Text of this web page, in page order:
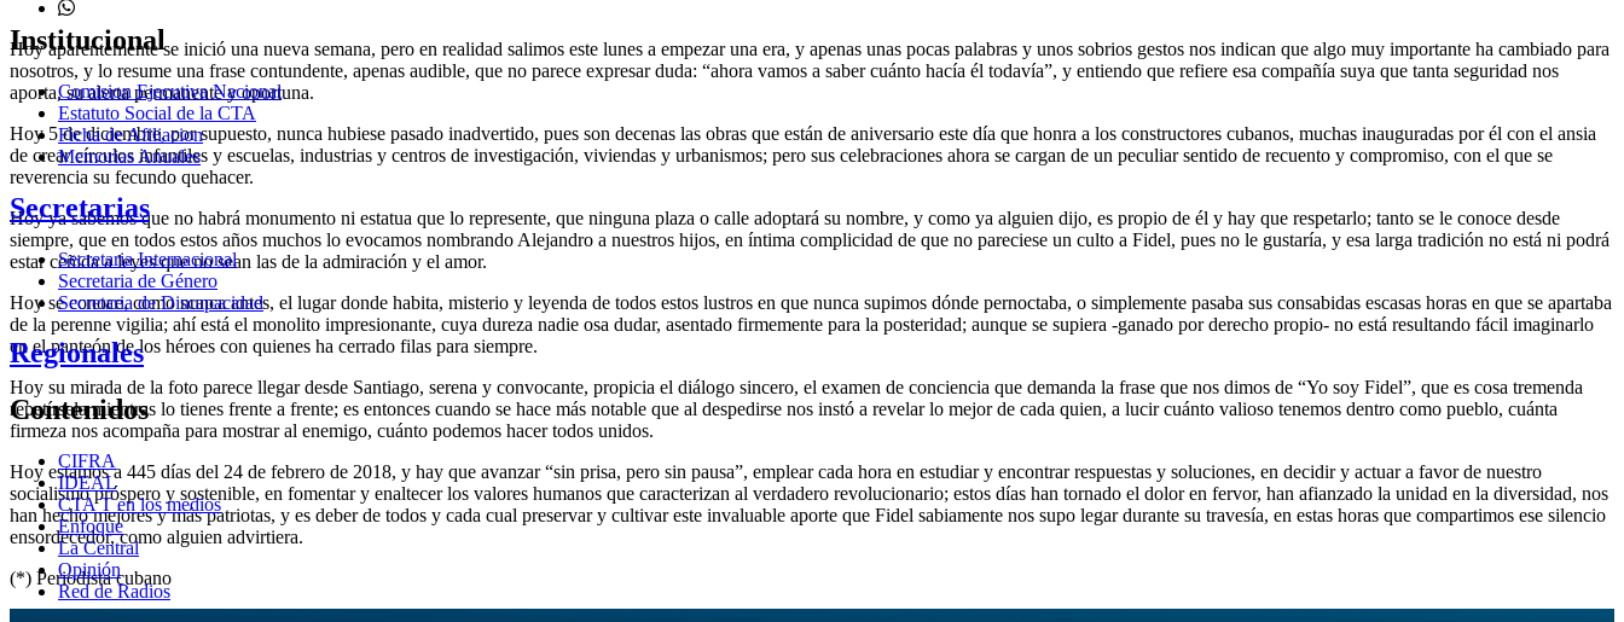
Hoy aparentemente se inició una nueva semana, pero en realidad salimos este lunes a empezar una era, y apenas unas pocas palabras y unos sobrios gestos nos indican que algo muy importante ha cambiado para
nosotros, y lo resume una frase contundente, apenas audible, que no parece expresar duda: “ahora vamos a saber cuánto hacía él todavía”, y entiendo que refiere esa compañía suya que tanta seguridad nos
aporta, su alerta permanente y oportuna.
Hoy 5 de diciembre, por supuesto, nunca hubiese pasado inadvertido, pues son decenas las obras que están de aniversario este día que honra a los constructores cubanos, muchas inauguradas por él con el ansia
de crear círculos infantiles y escuelas, industrias y centros de investigación, viviendas y urbanismos; pero sus celebraciones ahora se cargan de un peculiar sentido de recuento y compromiso, con el que se
reverencia su fecundo quehacer.
Hoy ya sabemos que no habrá monumento ni estatua que lo represente, que ninguna plaza o calle adoptará su nombre, y como ya alguien dijo, es propio de él y hay que respetarlo; tanto se le conoce desde
siempre, que en todos estos años muchos lo evocamos nombrando Alejandro a nuestros hijos, en íntima complicidad de que no pareciese un culto a Fidel, pues no le gustaría, y esa larga tradición no está ni podrá
estar ceñida a leyes que no sean las de la admiración y el amor.
Hoy se conoce, como nunca antes, el lugar donde habita, misterio y leyenda de todos estos lustros en que nunca supimos dónde pernoctaba, o simplemente pasaba sus consabidas escasas horas en que se apartaba
de la perenne vigilia; ahí está el monolito impresionante, cuya dureza nadie osa dudar, asentado firmemente para la posteridad; aunque se supiera -ganado por derecho propio- no está resultando fácil imaginarlo
en el panteón de los héroes con quienes ha cerrado filas para siempre.
Hoy su mirada de la foto parece llegar desde Santiago, serena y convocante, propicia el diálogo sincero, el examen de conciencia que demanda la frase que nos dimos de “Yo soy Fidel”, que es cosa tremenda
repetírsela mientras lo tienes frente a frente; es entonces cuando se hace más notable que al despedirse nos instó a revelar lo mejor de cada quien, a lucir cuánto valioso tenemos dentro como pueblo, cuánta
firmeza nos acompaña para mostrar al enemigo, cuánto podemos hacer todos unidos.
Hoy estamos a 445 días del 24 de febrero de 2018, y hay que avanzar “sin prisa, pero sin pausa”, emplear cada hora en estudiar y encontrar respuestas y soluciones, en decidir y actuar a favor de nuestro
socialismo próspero y sostenible, en fomentar y enaltecer los valores humanos que caracterizan al verdadero revolucionario; estos días han tornado el dolor en fervor, han afianzado la unidad en la diversidad, nos
han hecho mejores y más patriotas, y es deber de todos y cada cual preservar y cultivar este invaluable aporte que Fidel sabiamente nos supo legar durante su travesía, en estas horas que compartimos ese silencio
ensordecedor, como alguien advirtiera.
(*) Periodista cubano
Institucional
Comision Ejecutiva Nacional
Estatuto Social de la CTA
Ficha de Afiliacion
Memorias Anuales
Secretarias
Secretaria Internacional
Secretaria de Género
Secretaria de Discapacidad
Regionales
Contenidos
CIFRA
IDEAL
CTA T en los medios
Enfoque
La Central
Opinión
Red de Radios